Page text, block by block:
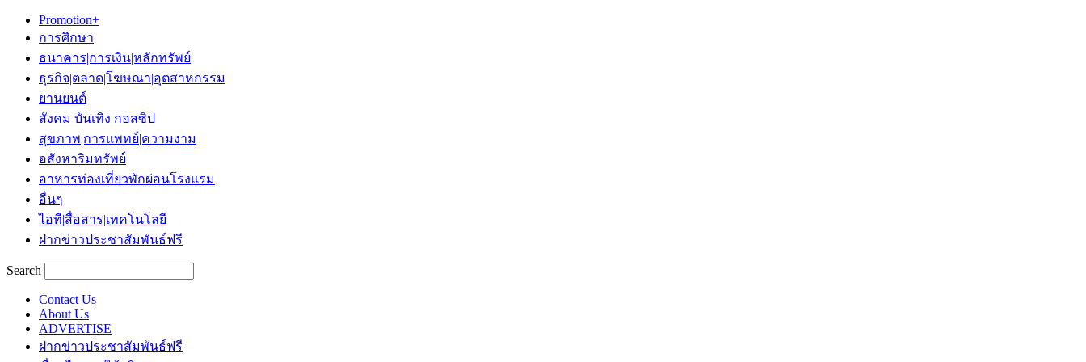
Promotion+
การศึกษา
ธนาคาร|การเงิน|หลักทรัพย์
ธุรกิจ|ตลาด|โฆษณา|อุตสาหกรรม
ยานยนต์
สังคม บันเทิง กอสซิป
สุขภาพ|การแพทย์|ความงาม
อสังหาริมทรัพย์
อาหารท่องเที่ยวพักผ่อนโรงแรม
อื่นๆ
ไอที|สื่อสาร|เทคโนโลยี
ฝากข่าวประชาสัมพันธ์ฟรี
Search
Contact Us
About Us
ADVERTISE
ฝากข่าวประชาสัมพันธ์ฟรี